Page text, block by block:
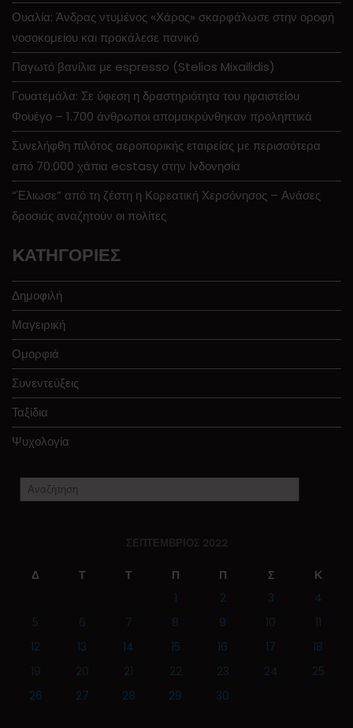
Ουαλία: Άνδρας ντυμένος «Χάρος» σκαρφάλωσε στην οροφή
νοσοκομείου και προκάλεσε πανικό
Παγωτό βανίλια με espresso (Stelios Mixailidis)
Γουατεμάλα: Σε ύφεση η δραστηριότητα του ηφαιστείου
Φουέγο – 1.700 άνθρωποι απομακρύνθηκαν προληπτικά
Συνελήφθη πιλότος αεροπορικής εταιρείας με περισσότερα
από 70.000 χάπια ecstasy στην Ινδονησία
“Έλιωσε” από τη ζέστη η Κορεατική Χερσόνησος – Ανάσες
δροσιάς αναζητούν οι πολίτες
KΑΤΗΓΟΡΊΕΣ
Δημοφιλή
Μαγειρική
Ομορφιά
Συνεντεύξεις
Ταξίδια
Ψυχολογία
ΣΕΠΤΈΜΒΡΙΟΣ 2022
Δ Τ Τ Π Π Σ
Κ
1
2 3
4
5
6 7 8 9 10
11
12
13 14 15 16 17
18
19
20 21 22 23 24
25
26
27 28 29 30